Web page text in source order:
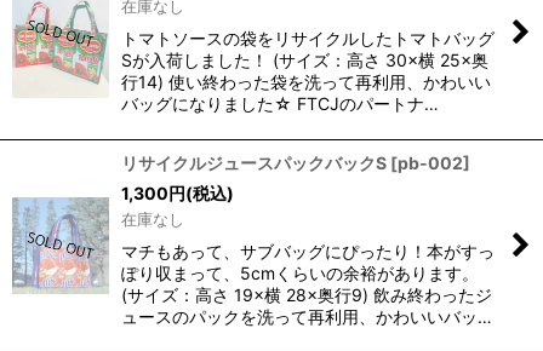
在庫なし
トマトソースの袋をリサイクルしたトマトバッグ
Sが入荷しました！ (サイズ：高さ 30×横 25×奥
行14) 使い終わった袋を洗って再利用、かわいい
バッグになりました☆ FTCJのパートナ…
リサイクルジュースパックバックS [pb-002]
1,300円(税込)
在庫なし
マチもあって、サブバッグにぴったり！本がすっ
ぽり収まって、5cmくらいの余裕があります。
(サイズ：高さ 19×横 28×奥行9) 飲み終わったジ
ュースのパックを洗って再利用、かわいいバッ…